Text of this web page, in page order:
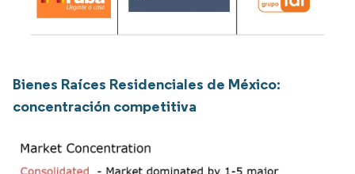
Bienes Raíces Residenciales de México:
concentración competitiva